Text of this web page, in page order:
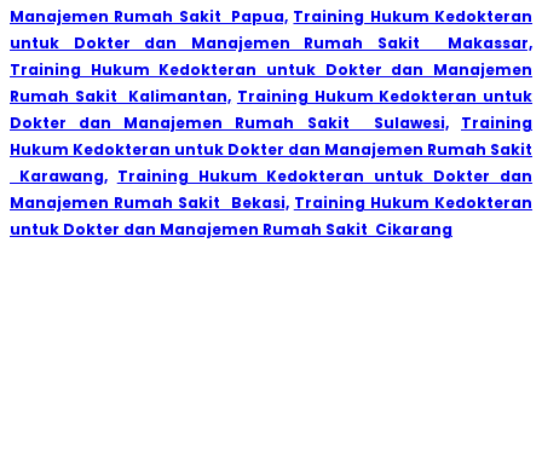
Manajemen Rumah Sakit Papua, Training Hukum Kedokteran
untuk Dokter dan Manajemen Rumah Sakit Makassar,
Training Hukum Kedokteran untuk Dokter dan Manajemen
Rumah Sakit Kalimantan, Training Hukum Kedokteran untuk
Dokter dan Manajemen Rumah Sakit Sulawesi,
Training
Hukum Kedokteran untuk Dokter dan Manajemen Rumah Sakit
Karawang, Training Hukum Kedokteran untuk Dokter dan
Manajemen Rumah Sakit Bekasi, Training Hukum Kedokteran
untuk Dokter dan Manajemen Rumah Sakit Cikarang